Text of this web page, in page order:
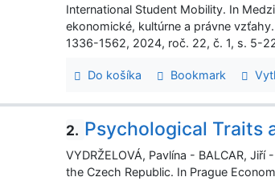
International Student Mobility. In
ekonomické, kultúrne a právne
1336-1562, 2024, roč. 22, č. 1, s. 5-
Do košíka Bookmark
2. Psychological Traits
VYDRŽELOVÁ, Pavlína - BALCAR,
the Czech Republic. In Prague